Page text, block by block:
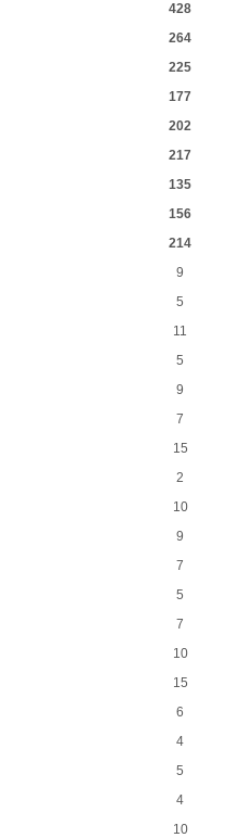
428
264
225
177
202
217
135
156
214
9
5
11
5
9
7
15
2
10
9
7
5
7
10
15
6
4
5
4
10